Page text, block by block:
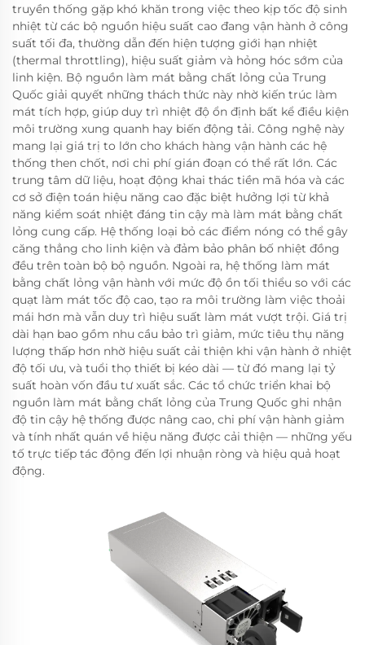
truyền thống gặp khó khăn trong việc theo kịp tốc độ sinh
nhiệt từ các bộ nguồn hiệu suất cao đang vận hành ở công
suất tối đa, thường dẫn đến hiện tượng giới hạn nhiệt
(thermal throttling), hiệu suất giảm và hỏng hóc sớm của
linh kiện. Bộ nguồn làm mát bằng chất lỏng của Trung
Quốc giải quyết những thách thức này nhờ kiến trúc làm
mát tích hợp, giúp duy trì nhiệt độ ổn định bất kể điều kiện
môi trường xung quanh hay biến động tải. Công nghệ này
mang lại giá trị to lớn cho khách hàng vận hành các hệ
thống then chốt, nơi chi phí gián đoạn có thể rất lớn. Các
trung tâm dữ liệu, hoạt động khai thác tiền mã hóa và các
cơ sở điện toán hiệu năng cao đặc biệt hưởng lợi từ khả
năng kiểm soát nhiệt đáng tin cậy mà làm mát bằng chất
lỏng cung cấp. Hệ thống loại bỏ các điểm nóng có thể gây
căng thẳng cho linh kiện và đảm bảo phân bố nhiệt đồng
đều trên toàn bộ bộ nguồn. Ngoài ra, hệ thống làm mát
bằng chất lỏng vận hành với mức độ ồn tối thiểu so với các
quạt làm mát tốc độ cao, tạo ra môi trường làm việc thoải
mái hơn mà vẫn duy trì hiệu suất làm mát vượt trội. Giá trị
dài hạn bao gồm nhu cầu bảo trì giảm, mức tiêu thụ năng
lượng thấp hơn nhờ hiệu suất cải thiện khi vận hành ở nhiệt
độ tối ưu, và tuổi thọ thiết bị kéo dài — từ đó mang lại tỷ
suất hoàn vốn đầu tư xuất sắc. Các tổ chức triển khai bộ
nguồn làm mát bằng chất lỏng của Trung Quốc ghi nhận
độ tin cậy hệ thống được nâng cao, chi phí vận hành giảm
và tính nhất quán về hiệu năng được cải thiện — những yếu
tố trực tiếp tác động đến lợi nhuận ròng và hiệu quả hoạt
động.